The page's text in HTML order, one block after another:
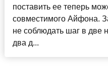
поставить ее теперь
совместимого Айфона.
не соблюдать шаг в две
два д...